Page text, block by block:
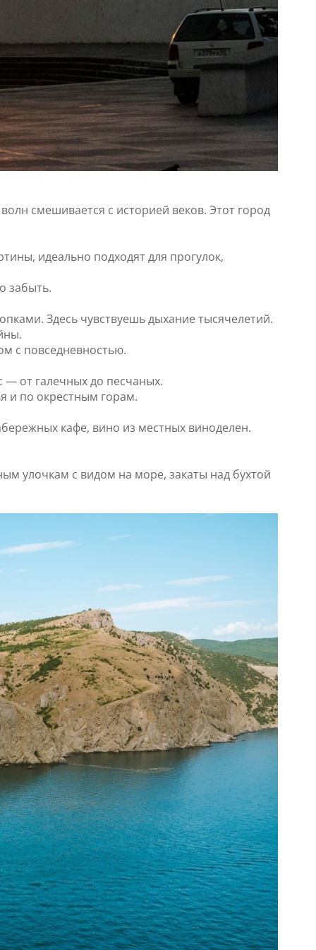
смешивается с историей веков. Этот город
идеально подходят для прогулок,
забыть.
Здесь чувствуешь дыхание тысячелетий.
с повседневностью.
— от галечных до песчаных.
и по окрестным горам.
кафе, вино из местных виноделен.
улочкам с видом на море, закаты над бухтой